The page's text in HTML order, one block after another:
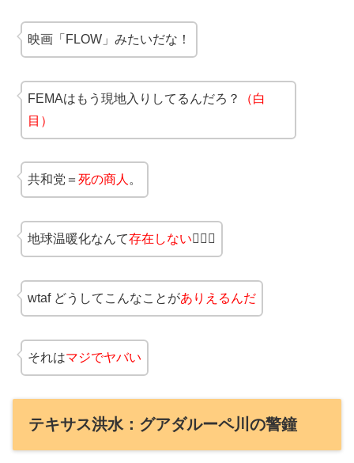
映画「FLOW」みたいだな！
FEMAはもう現地入りしてるんだろ？
（白
目）
共和党＝ 死の商人 。
地球温暖化なんて存在しない🤷🏼‍♂️
wtaf どうしてこんなことがありえるんだ
それはマジでヤバい
テキサス洪水：グアダルーペ川の警鐘